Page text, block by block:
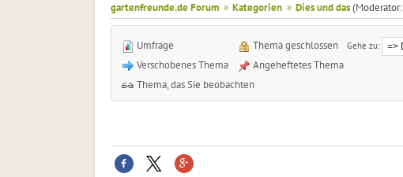
gartenfreunde.de Forum » Kategorien » Dies und das (Moderator:
Gehe zu
Umfrage
Verschobenes Thema
Thema geschlossen
Angeheftetes Thema
Thema, das Sie beobachten